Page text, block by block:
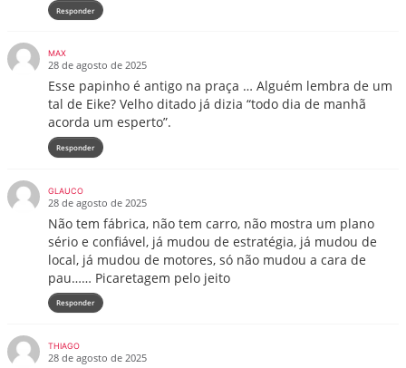
Responder
MAX
28 de agosto de 2025
Esse papinho é antigo na praça … Alguém lembra de um
tal de Eike? Velho ditado já dizia “todo dia de manhã
acorda um esperto”.
Responder
GLAUCO
28 de agosto de 2025
Não tem fábrica, não tem carro, não mostra um plano
sério e confiável, já mudou de estratégia, já mudou de
local, já mudou de motores, só não mudou a cara de
pau…… Picaretagem pelo jeito
Responder
THIAGO
28 de agosto de 2025